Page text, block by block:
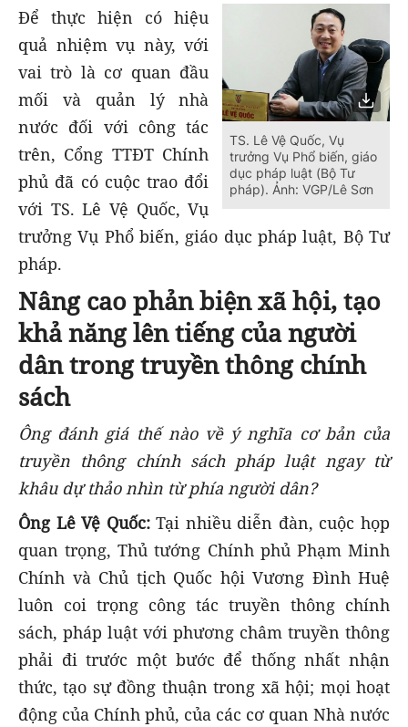
TS. Lê Vệ Quốc, Vụ
trưởng Vụ Phổ biến, giáo
dục pháp luật (Bộ Tư
pháp). Ảnh: VGP/Lê Sơn
Để thực hiện có hiệu
quả nhiệm vụ này, với
vai trò là cơ quan đầu
mối và quản lý nhà
nước đối với công tác
trên, Cổng TTĐT Chính
phủ đã có cuộc trao đổi
với TS. Lê Vệ Quốc, Vụ
trưởng Vụ Phổ biến, giáo dục pháp luật, Bộ Tư
pháp.
Nâng cao phản biện xã hội, tạo
khả năng lên tiếng của người
dân trong truyền thông chính
sách
Ông đánh giá thế nào về ý nghĩa cơ bản của
truyền thông chính sách pháp luật ngay từ
khâu dự thảo nhìn từ phía người dân?
Ông Lê Vệ Quốc:Tại nhiều diễn đàn, cuộc họp
quan trọng, Thủ tướng Chính phủ Phạm Minh
Chính và Chủ tịch Quốc hội Vương Đình Huệ
luôn coi trọng công tác truyền thông chính
sách, pháp luật với phương châm truyền thông
phải đi trước một bước để thống nhất nhận
thức, tạo sự đồng thuận trong xã hội; mọi hoạt
động của Chính phủ, của các cơ quan Nhà nước